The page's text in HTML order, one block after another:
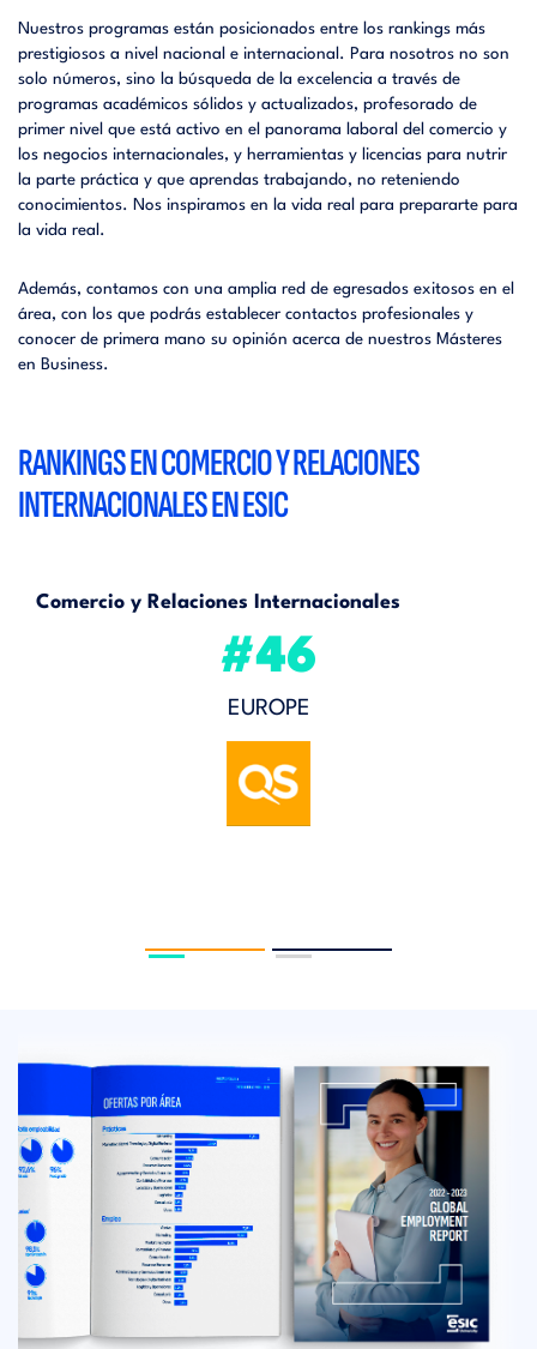
Nuestros programas están posicionados entre los rankings más
prestigiosos a nivel nacional e internacional. Para nosotros no son
solo números, sino la búsqueda de la excelencia a través de
programas académicos sólidos y actualizados, profesorado de
primer nivel que está activo en el panorama laboral del comercio y
los negocios internacionales, y herramientas y licencias para nutrir
la parte práctica y que aprendas trabajando, no reteniendo
conocimientos. Nos inspiramos en la vida real para prepararte para
la vida real.
Además, contamos con una amplia red de egresados exitosos en el
área, con los que podrás establecer contactos profesionales y
conocer de primera mano su opinión acerca de nuestros Másteres
en Business.
RANKINGS EN COMERCIO Y RELACIONES
INTERNACIONALES EN ESIC
Comercio y Relaciones Internacionales
#46
EUROPE